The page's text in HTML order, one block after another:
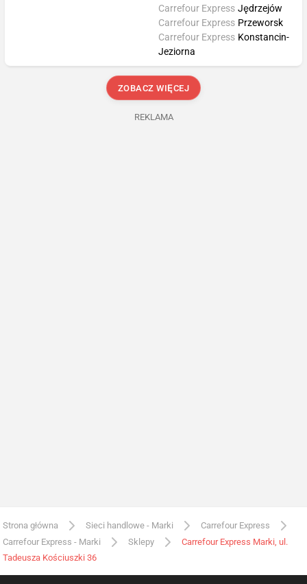
Carrefour Express Jędrzejów
Carrefour Express Przeworsk
Carrefour Express Konstancin-
Jeziorna
ZOBACZ WIĘCEJ
REKLAMA
Strona główna Sieci handlowe - Marki
Carrefour Express
Carrefour Express - Marki
Sklepy
Carrefour Express Marki, ul.
Tadeusza Kościuszki 36